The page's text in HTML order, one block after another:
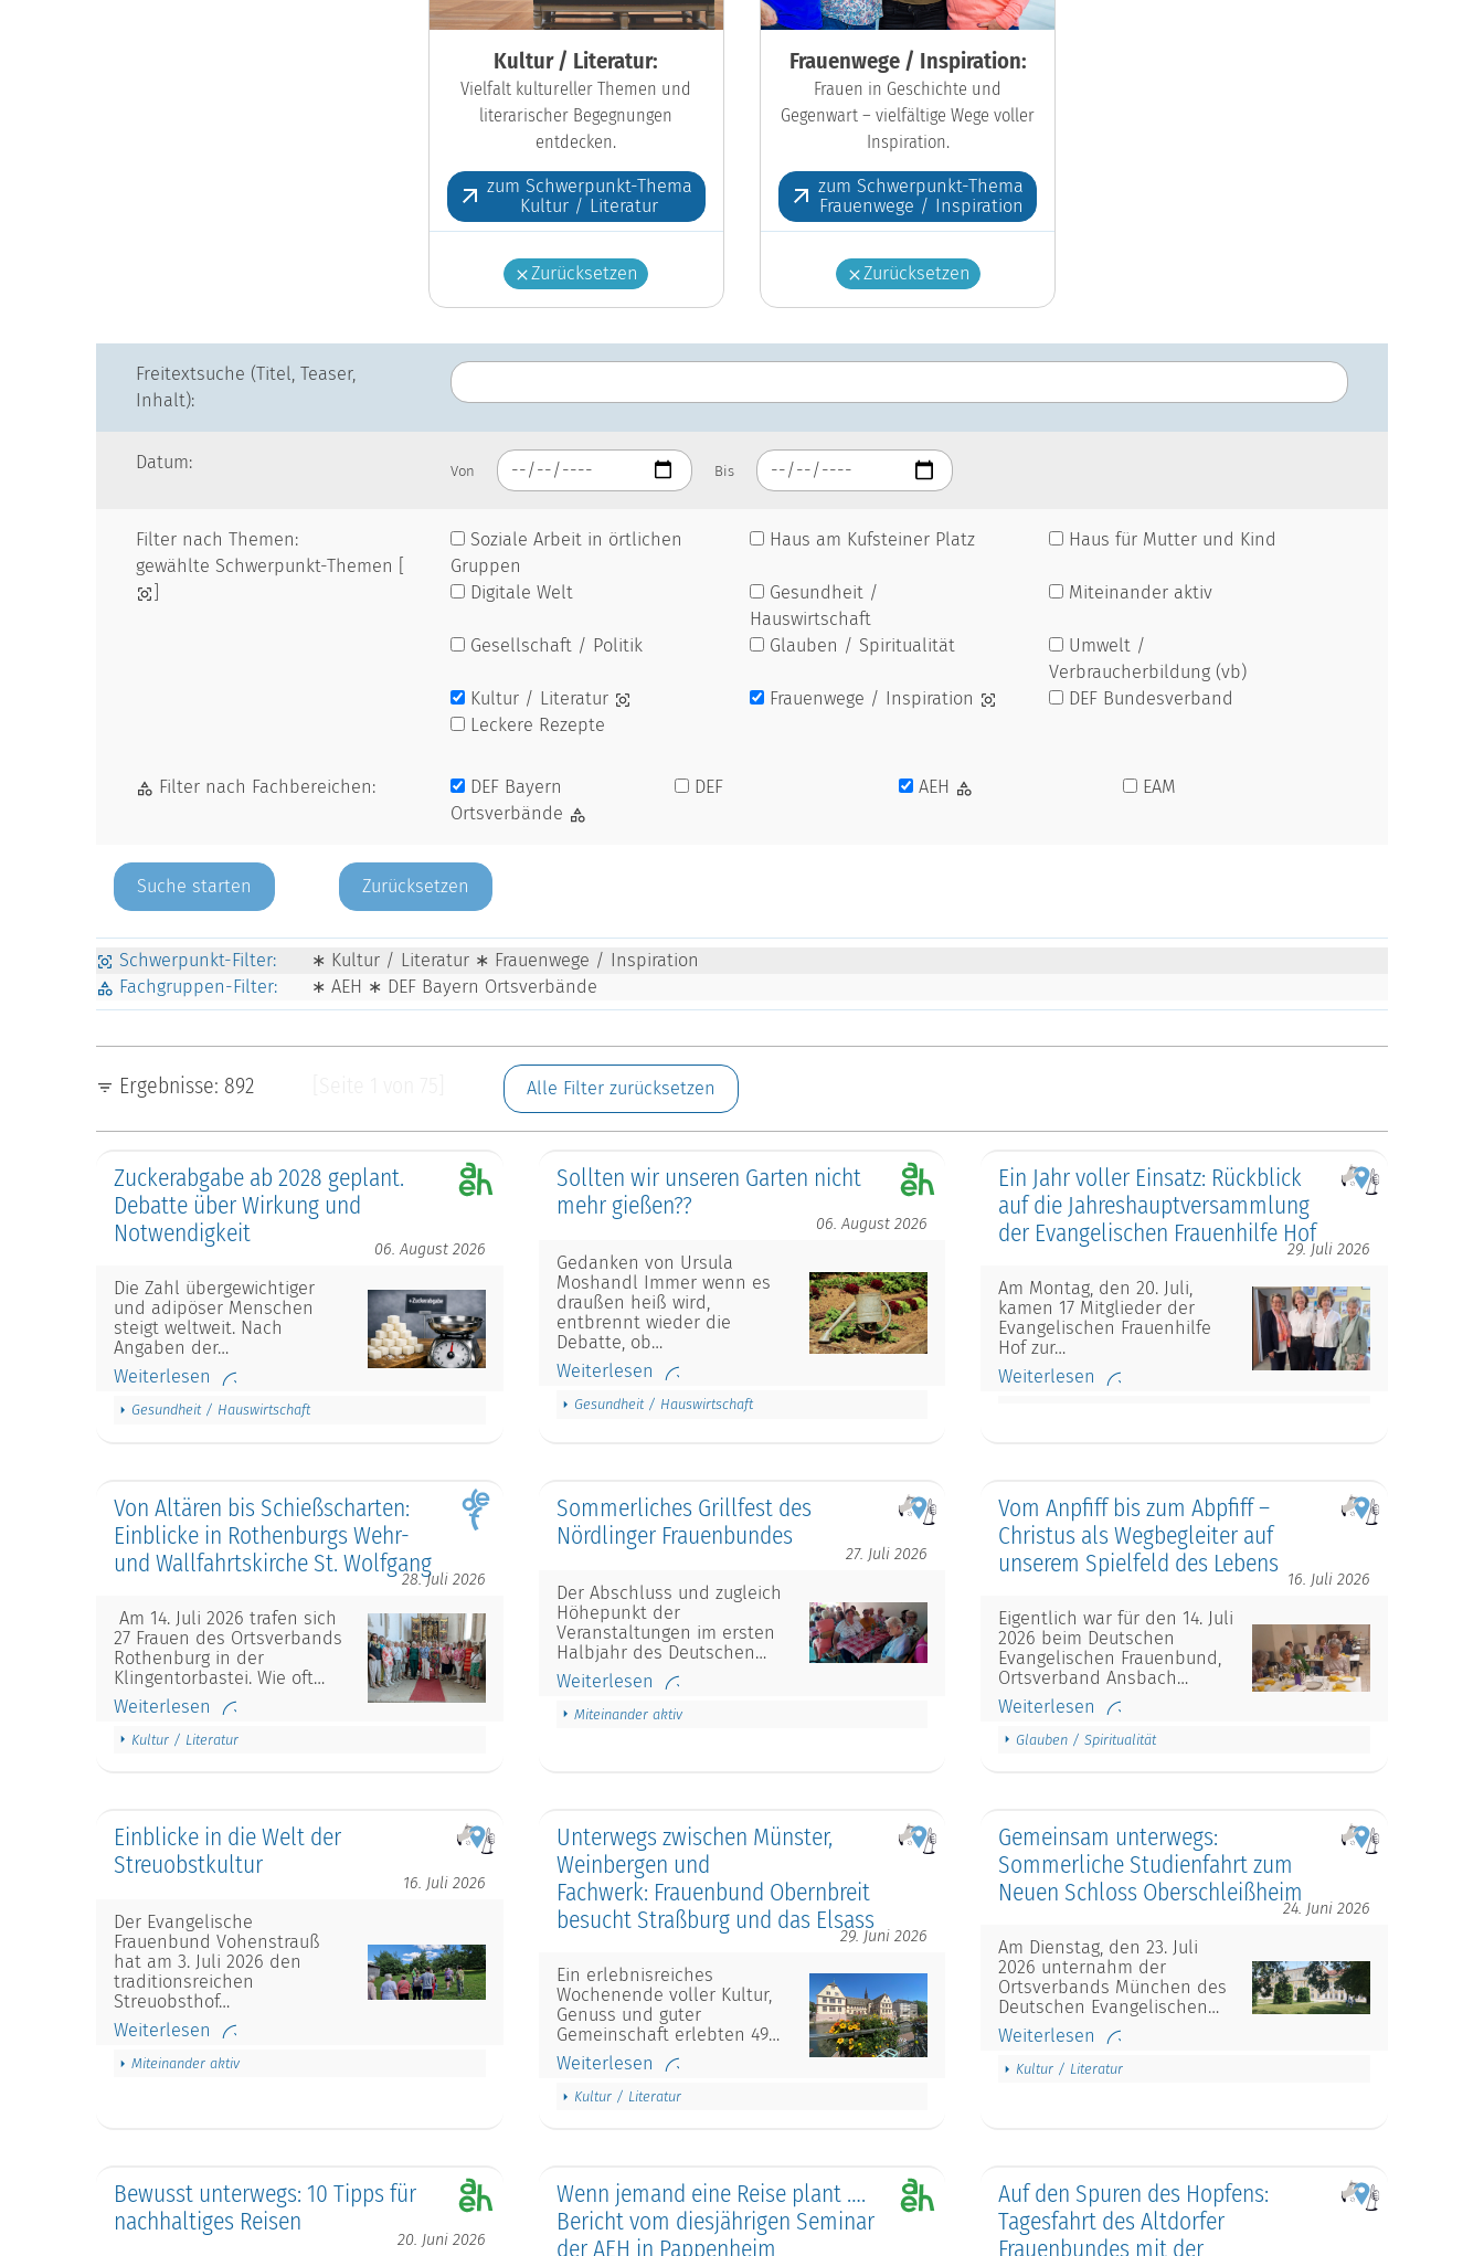
Kultur / Literatur:
Vielfalt kultureller Themen und
literarischer Begegnungen
entdecken.
zum Schwerpunkt-Thema
Kultur / Literatur
Zurücksetzen
Frauenwege / Inspiration:
Frauen in Geschichte und
Gegenwart – vielfältige Wege voller
Inspiration.
zum Schwerpunkt-Thema
Frauenwege / Inspiration
Zurücksetzen
Freitextsuche (Titel, Teaser,
Inhalt):
Datum: Von Bis
Filter nach Themen:
gewählte Schwerpunkt-Themen [
Soziale Arbeit in örtlichen
Gruppen
Haus am Kufsteiner Platz Haus für Mutter und Kind
Digitale Welt
Gesundheit /
Hauswirtschaft
Miteinander aktiv
Gesellschaft / Politik Glauben / Spiritualität
Umwelt /
Verbraucherbildung (vb)
Kultur / Literatur
Frauenwege / Inspiration
DEF Bundesverband
Leckere Rezepte
Filter nach Fachbereichen:
DEF Bayern
Ortsverbände
DEF AEH EAM
Zurücksetzen
Schwerpunkt-Filter:
∗ Kultur / Literatur ∗ Frauenwege / Inspiration
Fachgruppen-Filter:
∗ AEH ∗ DEF Bayern Ortsverbände
Ergebnisse: 892 Alle Filter zurücksetzen
Zuckerabgabe ab 2028 geplant.
Debatte über Wirkung und
Notwendigkeit
06. August 2026
Die Zahl übergewichtiger
und adipöser Menschen
steigt weltweit. Nach
Angaben der…
Weiterlesen
Gesundheit / Hauswirtschaft
Sollten wir unseren Garten nicht
mehr gießen??
06. August 2026
Gedanken von Ursula
Moshandl Immer wenn es
draußen heiß wird,
entbrennt wieder die
Debatte, ob…
Weiterlesen
Gesundheit / Hauswirtschaft
Ein Jahr voller Einsatz: Rückblick
auf die Jahreshauptversammlung
der Evangelischen Frauenhilfe Hof
29. Juli 2026
Am Montag, den 20. Juli,
kamen 17 Mitglieder der
Evangelischen Frauenhilfe
Hof zur…
Weiterlesen
Von Altären bis Schießscharten:
Einblicke in Rothenburgs Wehr-
und Wallfahrtskirche St. Wolfgang
28. Juli 2026
Am 14. Juli 2026 trafen sich
27 Frauen des Ortsverbands
Rothenburg in der
Klingentorbastei. Wie oft…
Weiterlesen
Kultur / Literatur
Sommerliches Grillfest des
Nördlinger Frauenbundes
27. Juli 2026
Der Abschluss und zugleich
Höhepunkt der
Veranstaltungen im ersten
Halbjahr des Deutschen…
Weiterlesen
Miteinander aktiv
Vom Anpfiff bis zum Abpfiff –
Christus als Wegbegleiter auf
unserem Spielfeld des Lebens
16. Juli 2026
Eigentlich war für den 14. Juli
2026 beim Deutschen
Evangelischen Frauenbund,
Ortsverband Ansbach…
Weiterlesen
Glauben / Spiritualität
Einblicke in die Welt der
Streuobstkultur
16. Juli 2026
Der Evangelische
Frauenbund Vohenstrauß
hat am 3. Juli 2026 den
traditionsreichen
Streuobsthof…
Weiterlesen
Miteinander aktiv
Unterwegs zwischen Münster,
Weinbergen und
Fachwerk: Frauenbund Obernbreit
besucht Straßburg und das Elsass
29. Juni 2026
Ein erlebnisreiches
Wochenende voller Kultur,
Genuss und guter
Gemeinschaft erlebten 49…
Weiterlesen
Kultur / Literatur
Gemeinsam unterwegs:
Sommerliche Studienfahrt zum
Neuen Schloss Oberschleißheim
24. Juni 2026
Am Dienstag, den 23. Juli
2026 unternahm der
Ortsverbands München des
Deutschen Evangelischen…
Weiterlesen
Kultur / Literatur
Bewusst unterwegs: 10 Tipps für
nachhaltiges Reisen
20. Juni 2026
Wenn jemand eine Reise plant ….
Bericht vom diesjährigen Seminar
der AEH in Pappenheim
Auf den Spuren des Hopfens:
Tagesfahrt des Altdorfer
Frauenbundes mit der